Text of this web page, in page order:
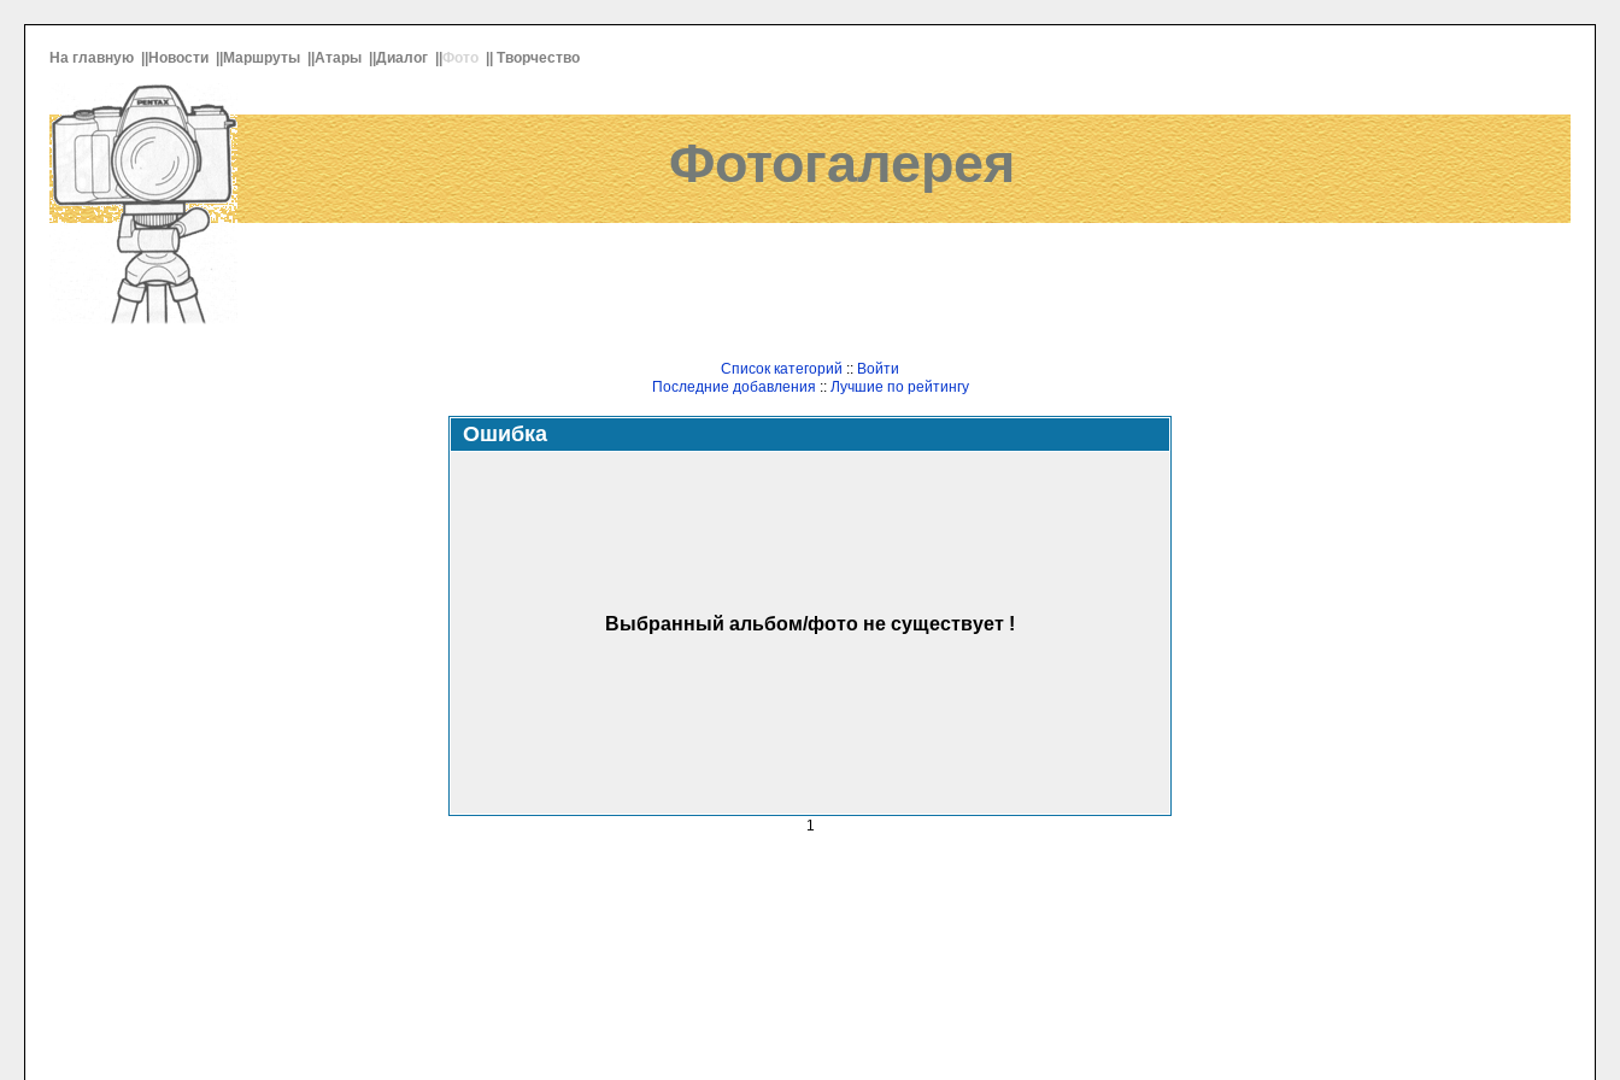
На главную Новости Маршруты Атары Диалог Фото Творчество
Фотогалерея
Список категорий :: Войти
Последние добавления :: Лучшие по рейтингу
Ошибка
Выбранный альбом/фото не существует !
1